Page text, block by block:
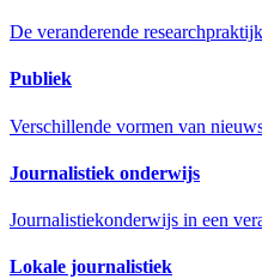
De veranderende
Publiek
Verschillende vormen van
Journalistiek onderwijs
Journalistiekonderwijs in een
Lokale journalistiek